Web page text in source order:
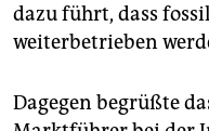
dazu führt, dass
weiterbetrieben
Dagegen begrüßte